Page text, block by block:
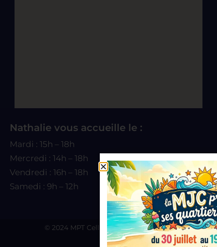
Nathalie vous accueille le :
Mardi : 15h – 18h
Mercredi : 14h – 18h
Vendredi : 16h – 18h
Samedi : 9h – 12h
© 2024 MPT Cellieu byAgence Bruno